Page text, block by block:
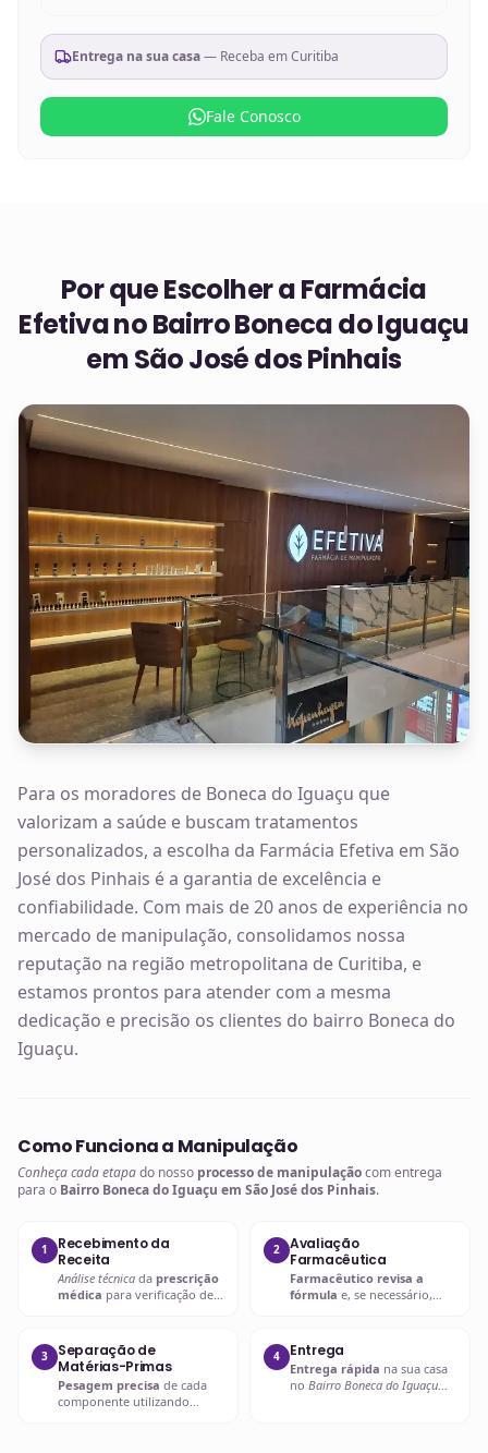
Entrega na sua casa— Receba emCuritiba
Fale Conosco
Por que Escolher a Farmácia
Efetiva noBairro Boneca do Iguaçu
em São José dos Pinhais
Para os moradores de Boneca do Iguaçu que
valorizam a saúde e buscam tratamentos
personalizados, a escolha da Farmácia Efetiva em São
José dos Pinhais é a garantia de excelência e
confiabilidade. Com mais de 20 anos de experiência no
mercado de manipulação, consolidamos nossa
reputação na região metropolitana de Curitiba, e
estamos prontos para atender com a mesma
dedicação e precisão os clientes do bairro Boneca do
Iguaçu.
Como Funciona a Manipulação
Conheça cada etapado nosso processo de manipulaçãocom entrega
para o Bairro Boneca do Iguaçu em São José dos Pinhais.
1
Recebimento da
Receita
Análise técnica da prescrição
médica para verificação de
2
Avaliação
Farmacêutica
Farmacêutico revisa a
fórmula e, se necessário,
esclarecimentos.
3
Separação de
Matérias-Primas
Pesagem precisa de cada
componente utilizando
4 Entrega
Entrega rápida na sua casa
no Bairro Boneca do Iguaçu